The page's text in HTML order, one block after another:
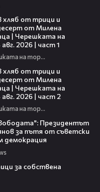
хляб от трици и
от Милена
| Черешката на
2026 | част 1
Черешката на тортата
хляб от трици и
от Милена
| Черешката на
2026 | част 2
Черешката на тортата
Президентът
за пътя от съветски
демокрация
за собствена